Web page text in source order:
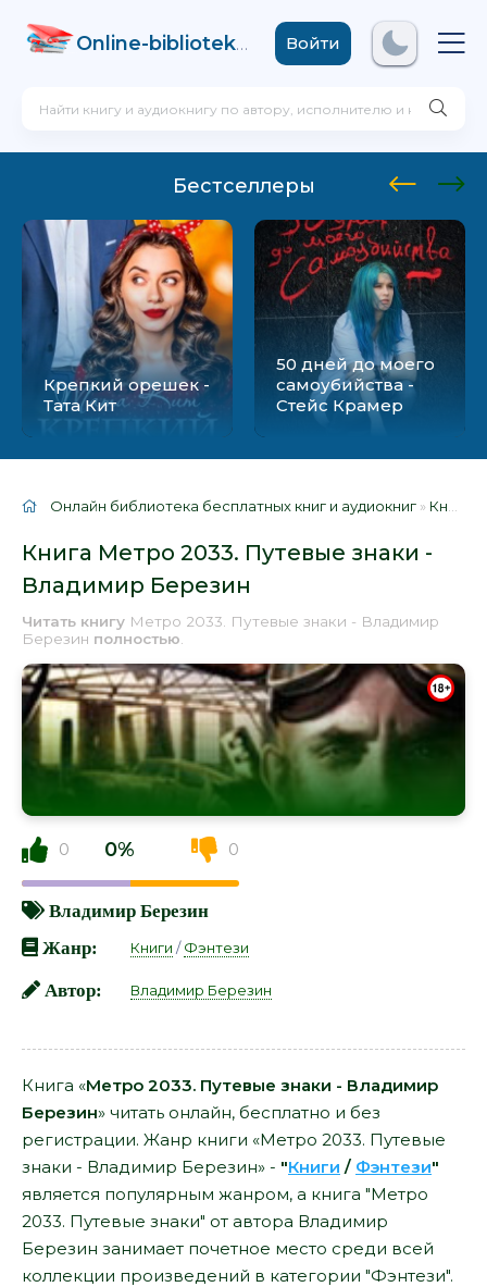
Online-biblioteka .comВойти
Бестселлеры
Крепкий орешек -
Тата Кит
50 дней до моего
самоубийства -
Стейс Крамер
Онлайн библиотека бесплатных книг и аудиокниг » Книги
Книга Метро 2033. Путевые знаки -
Владимир Березин
Читать книгу Метро 2033. Путевые знаки - Владимир
Березин полностью
0 0% 0
Владимир Березин
Жанр:
Книги /Фэнтези
Автор: Владимир Березин
Книга «Метро 2033. Путевые знаки - Владимир
Березин» читать онлайн, бесплатно и без
регистрации. Жанр книги «Метро 2033. Путевые
знаки - Владимир Березин» - "Книги / Фэнтези"
является популярным жанром, а книга "Метро
2033. Путевые знаки" от автора Владимир
Березин занимает почетное место среди всей
коллекции произведений в категории "Фэнтези".